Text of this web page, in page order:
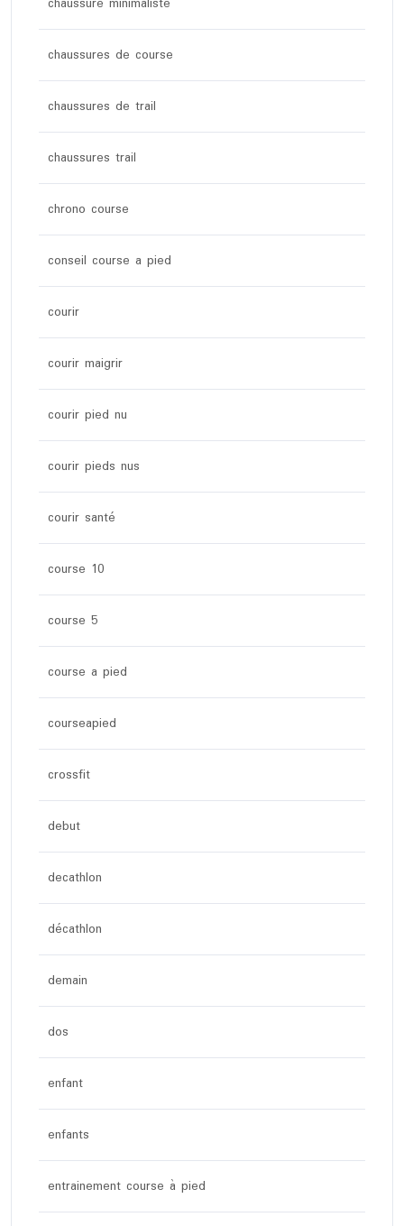
chaussures de course
chaussures de trail
chaussures trail
chrono course
conseil course a pied
courir
courir maigrir
courir pied nu
courir pieds nus
courir santé
course 10
course 5
course a pied
courseapied
crossfit
debut
decathlon
décathlon
demain
dos
enfant
enfants
entrainement course à pied